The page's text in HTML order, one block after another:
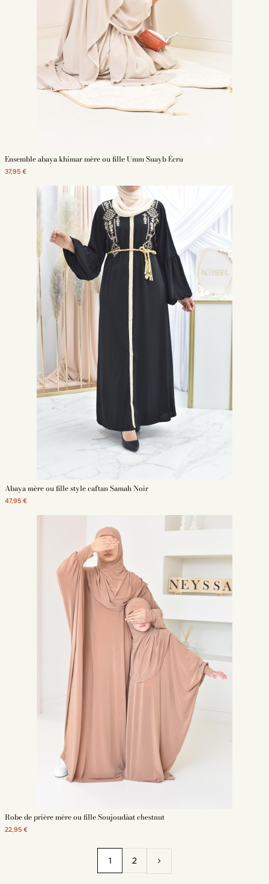
Ensemble abaya khimar mère ou fille Umm Suayb Écru
37,95 €
Abaya mère ou fille style caftan Samah Noir
47,95 €
Robe de prière mère ou fille Soujoudâat chestnut
22,95 €
1 2